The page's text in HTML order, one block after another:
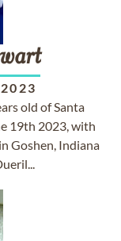
old of Santa
19th 2023, with
Goshen, Indiana